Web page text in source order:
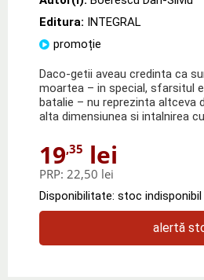
Editura: INTEGRAL
promoție
Daco-getii aveau credinta ca
moartea – in special, sfarsitul
batalie – nu reprezinta altceva
alta dimensiunea si intalnirea
19,35 lei
PRP: 22,50 lei
Disponibilitate: stoc indisponibil
alertă